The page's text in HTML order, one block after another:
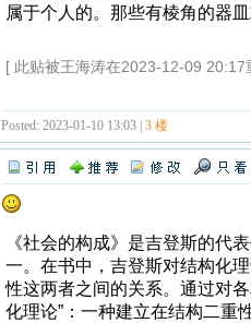
属于个人的。那些有棱角的器
[ 此贴被王海涛在2023-12-09 20:17
Posted: 2023-01-10 13:03 | 3 楼
《社会的构成》是吉登斯的代
一。在书中，吉登斯对结构化
性这两者之间的关系。通过对
化理论”：一种建立在结构二重